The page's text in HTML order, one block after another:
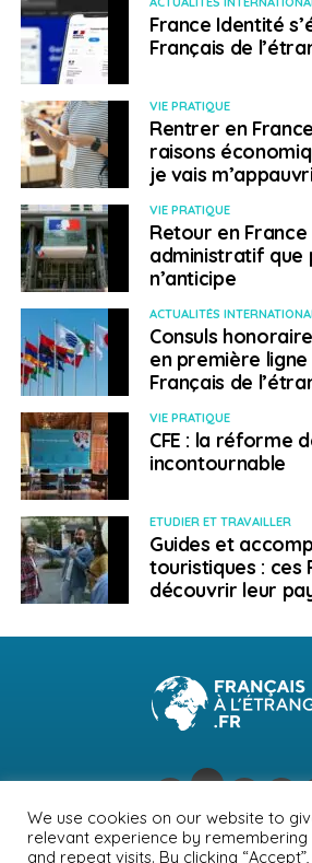
Des conseillers en emploi fourniront
recrutement durant l’événement.
Plus d’informations sur le site de
Canada Forum Mobilité
Tous savoir sur Destination
Mobilité
SUJETS ASSOCIÉS: CANADA
A SUIVRE
L’AEFE et le Téléthon
Semaine des lycées français du
NE RATEZ PAS
Conférence : « Une carrière ?
l’international ? C’est toujours
Weena Truscelli
France Identité
Français de
VIE PRATIQUE
Rentrer en
raisons
je vais
VIE PRATIQUE
Retour en
administratif que
n’anticipe
ACTUALITÉS
Consuls
en première
Français de
VIE PRATIQUE
CFE : la réforme
incontournable
ETUDIER ET TRAVAILLER
Guides et
touristiques : ces
découvrir leur
NEWSLETTER PUBLICITÉ CONTACTS
We use cookies on our website to
relevant experience by
and repeat visits. By clicking